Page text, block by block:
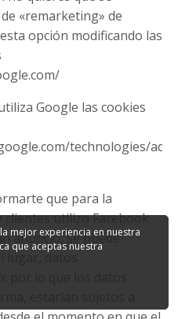
mejor experiencia en nuestra
que aceptas nuestra
«remarketing» de
opción modificando las
Google las cookies
technologies/ads?
que para la
utilizo Facebook
anuncio, se puede
datos
por lo que los datos
estarían sujetos a